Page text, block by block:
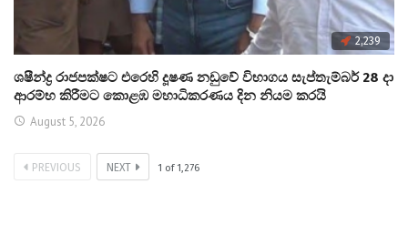
2,239
ශෂීන්ද්‍ර රාජපක්ෂට එරෙහි දූෂණ නඩුවේ විභාගය සැප්තැම්බර් 28 දා
ආරම්භ කිරීමට කොළඹ මහාධිකරණය දින නියම කරයි
August 5, 2026
PREVIOUS NEXT 1 of 1,276